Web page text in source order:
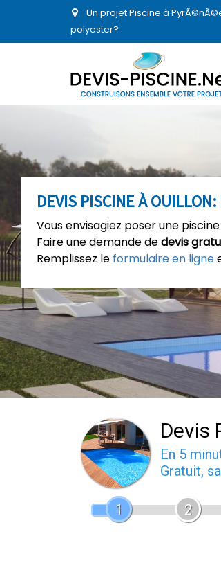
Un projet Piscine à
polyester?
DEVIS PISCINE À
Vous envisagiez poser une
Faire une demande dedevis
Remplissez le formulaire en ligne
Devis
En 5
Gratuit,
1 2